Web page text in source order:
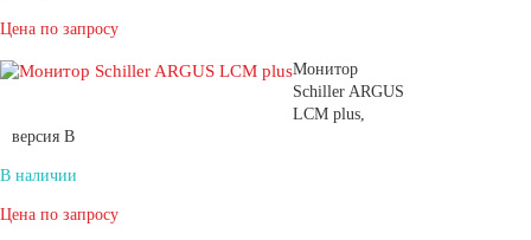
Цена по запросу
Монитор
Schiller ARGUS
LCM plus,
версия B
В наличии
Цена по запросу